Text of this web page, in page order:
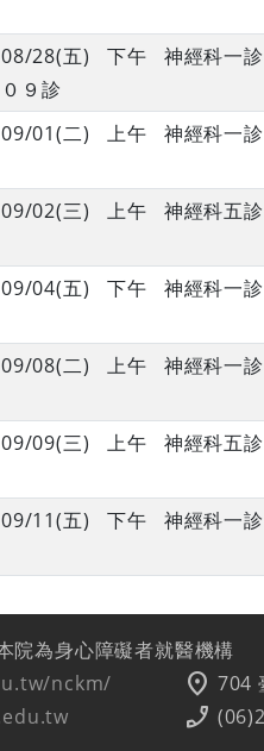
08/28(五) 下午 神經科一
９診
09/01(二) 上午 神經科一
09/02(三) 上午 神經科五
09/04(五) 下午 神經科一
09/08(二) 上午 神經科一
09/09(三) 上午 神經科五
09/11(五) 下午 神經科一
院為身心障礙者就醫機構
nckm/
location_on 704
phone_enabled